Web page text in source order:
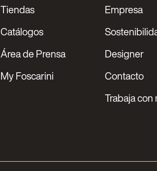
Tiendas
Catálogos
Área de Prensa
My Foscarini
Empresa
Designer
Contacto
Trabaja con